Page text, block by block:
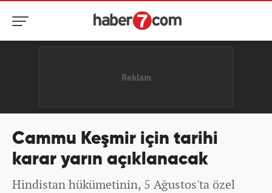
Cammu Keşmir için tarihi
karar yarın açıklanacak
Hindistan hükümetinin, 5 Ağustos'ta özel